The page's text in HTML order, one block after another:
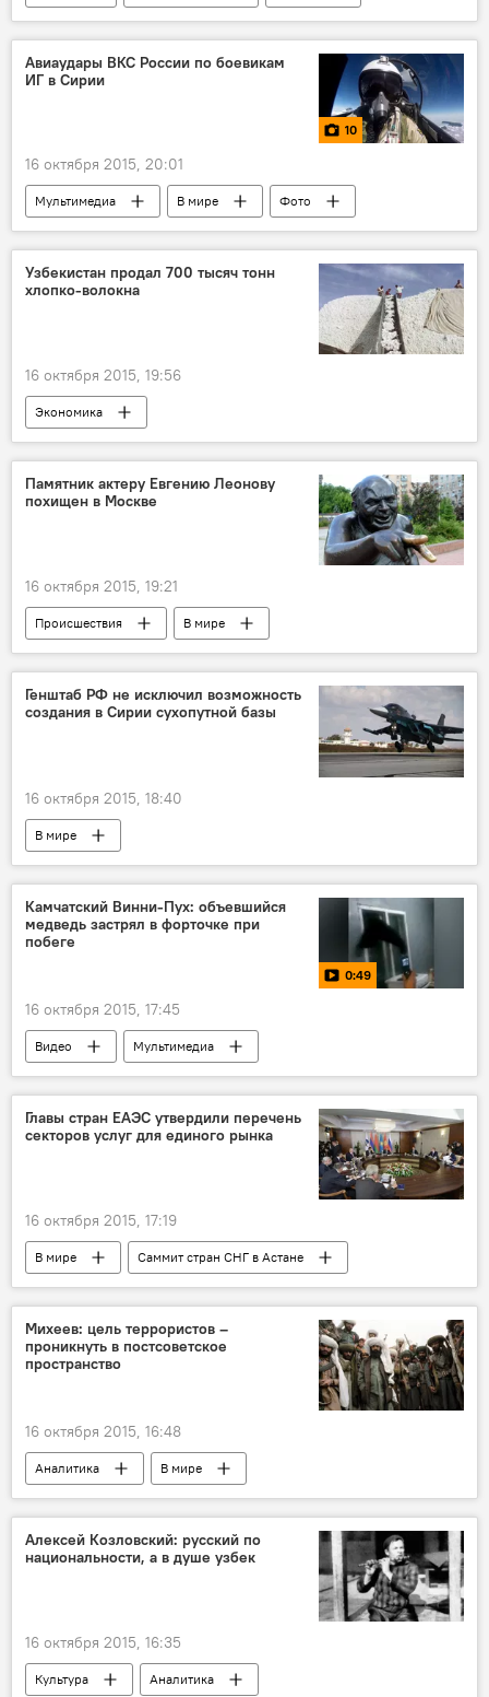
Авиаудары ВКС России по боевикам
ИГ в Сирии
10
16 октября 2015, 20:01
Мультимедиа В мире
Фото
Участие РФ в антитеррористической операции в Сирии
Узбекистан продал 700 тысяч тонн
хлопко-волокна
16 октября 2015, 19:56
Экономика
Памятник актеру Евгению Леонову
похищен в Москве
16 октября 2015, 19:21
Происшествия В мире
Генштаб РФ не исключил возможность
создания в Сирии сухопутной базы
16 октября 2015, 18:40
В мире
Участие РФ в антитеррористической операции в Сирии
Камчатский Винни-Пух: объевшийся
медведь застрял в форточке при
побеге
0:49
16 октября 2015, 17:45
Видео Мультимедиа
Главы стран ЕАЭС утвердили перечень
секторов услуг для единого рынка
16 октября 2015, 17:19
В мире Саммит стран СНГ в Астане
Михеев: цель террористов –
проникнуть в постсоветское
пространство
16 октября 2015, 16:48
Аналитика В мире
Алексей Козловский: русский по
национальности, а в душе узбек
16 октября 2015, 16:35
Культура Аналитика